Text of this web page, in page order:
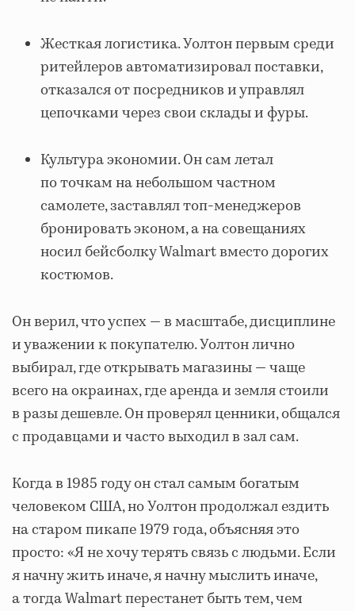
Жесткая логистика. Уолтон первым среди
ритейлеров автоматизировал поставки,
отказался от посредников и управлял
цепочками через свои склады и фуры.
Культура экономии. Он сам летал
по точкам на небольшом частном
самолете, заставлял топ-менеджеров
бронировать эконом, а на совещаниях
носил бейсболку Walmart вместо дорогих
костюмов.
Он верил, что успех — в масштабе, дисциплине
и уважении к покупателю. Уолтон лично
выбирал, где открывать магазины — чаще
всего на окраинах, где аренда и земля стоили
в разы дешевле. Он проверял ценники, общался
с продавцами и часто выходил в зал сам.
Когда в 1985 году он стал самым богатым
человеком США, но Уолтон продолжал ездить
на старом пикапе 1979 года, объясняя это
просто: «Я не хочу терять связь с людьми. Если
я начну жить иначе, я начну мыслить иначе,
а тогда Walmart перестанет быть тем, чем